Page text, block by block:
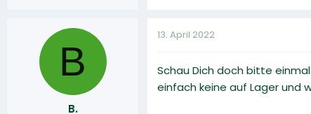
B
B.
13. April 2022
Schau Dich doch bitte
einfach keine auf Lager und